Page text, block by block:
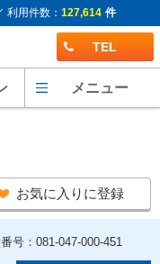
利用件数： 127,614 件
TEL
メニュー
お気に入りに登録
号：081-047-000-451